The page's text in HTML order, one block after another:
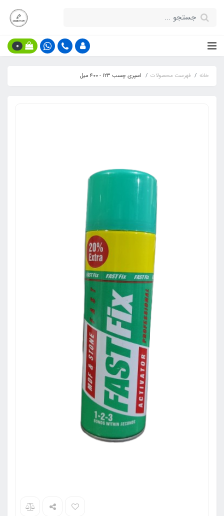
0
خانه فهرست محصولات اسپری چسب 123 - ۴۰۰ میل